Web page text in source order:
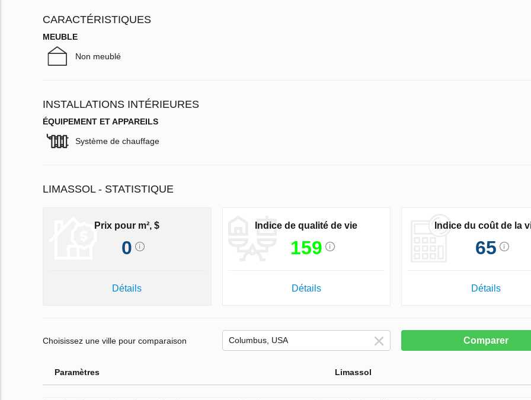
CARACTÉRISTIQUES
MEUBLE
Non meublé
INSTALLATIONS INTÉRIEURES
ÉQUIPEMENT ET APPAREILS
Système de chauffage
LIMASSOL - STATISTIQUE
Prix pour m², $
0
Détails
Indice de qualité de vie
159
Détails
Indice du coût de la
65
Détails
Choisissez une ville pour comparaison Comparer
Paramètres Limassol